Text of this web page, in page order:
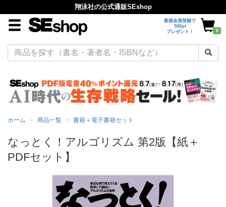
翔泳社の公式通販SEshop
新規会員登録で
500pt
プレゼント！
0
ホーム 商品一覧 書籍＋電子書籍セット
なっとく！アルゴリズム 第2版【紙＋
PDFセット】